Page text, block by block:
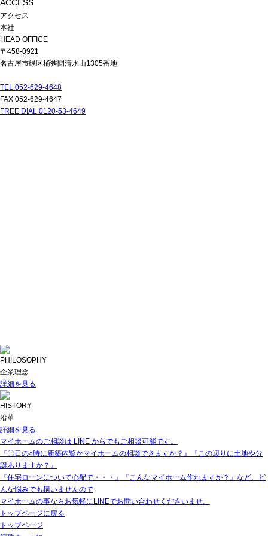
ACCESS
アクセス
本社
HEAD OFFICE
〒458-0921
名古屋市緑区桶狭間清水山1305番地
TEL 052-629-4648
FAX 052-629-4647
FREE DIAL 0120-53-4649
PHILOSOPHY
企業理念
詳細を見る
HISTORY
沿革
詳細を見る
マイホームのご相談は LINE からでもご相談可能です。
『〇日の○時に新築内覧かマイホームの相談できますか？』『この辺りに土地や分
譲ありますか？』
『住宅ローンについて心配で・・・』『こんなマイホーム作れますか？』など、ど
んな悩みでも構いませんので
マイホームの事ならお気軽にLINEでお問い合わせくださいませ。
トップページに戻る
トップページ